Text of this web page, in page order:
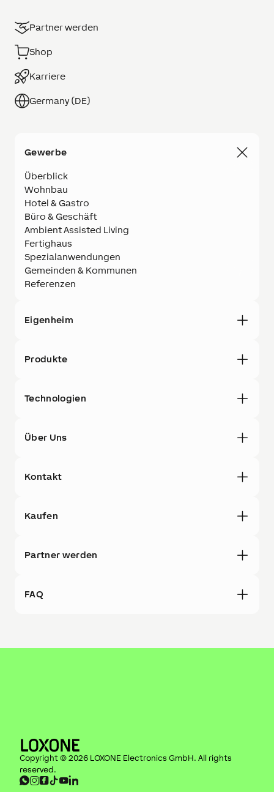
Partner werden
Shop
Karriere
Germany (DE)
Gewerbe
Überblick
Wohnbau
Hotel & Gastro
Büro & Geschäft
Ambient Assisted Living
Fertighaus
Spezialanwendungen
Gemeinden & Kommunen
Referenzen
Eigenheim
Produkte
Technologien
Über Uns
Kontakt
Kaufen
Partner werden
FAQ
Copyright © 2026 LOXONE Electronics GmbH. All rights
reserved.